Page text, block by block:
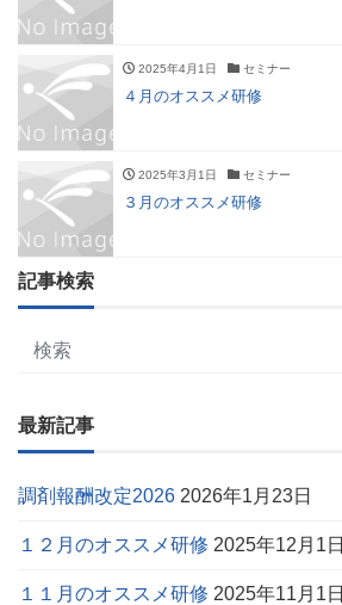
2025年4月1日 セミナー
４月のオススメ研修
2025年3月1日 セミナー
３月のオススメ研修
記事検索
最新記事
調剤報酬改定2026 2026年1月23日
１２月のオススメ研修 2025年12月1日
１１月のオススメ研修 2025年11月1日